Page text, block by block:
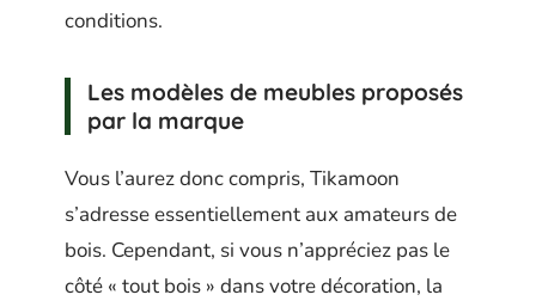
conditions.
Les modèles de meubles proposés
par la marque
Vous l’aurez donc compris, Tikamoon
s’adresse essentiellement aux amateurs de
bois. Cependant, si vous n’appréciez pas le
côté « tout bois » dans votre décoration, la